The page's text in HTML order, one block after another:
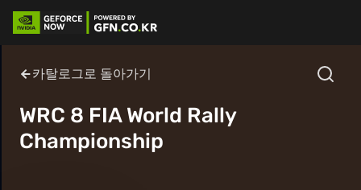
카탈로그로 돌아가기
WRC 8 FIA World Rally
Championship